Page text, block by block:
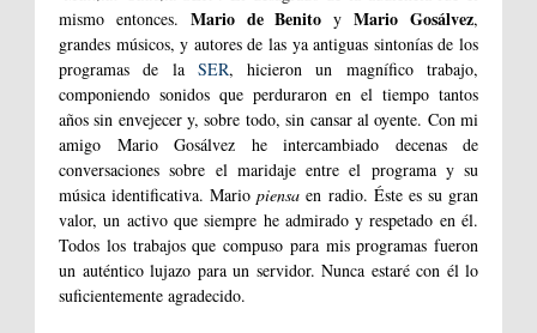
mismo entonces. Mario de Benito yMario Gosálvez,
grandes músicos, y autores de las ya antiguas sintonías de los
programas de la SER, hicieron un magnífico trabajo,
componiendo sonidos que perduraron en el tiempo tantos
años sin envejecer y, sobre todo, sin cansar al oyente. Con mi
amigo Mario Gosálvez he intercambiado decenas de
conversaciones sobre el maridaje entre el programa y su
música identificativa. Mariopiensa en radio. Éste es su gran
valor, un activo que siempre he admirado y respetado en él.
Todos los trabajos que compuso para mis programas fueron
un auténtico lujazo para un servidor. Nunca estaré con él lo
suficientemente agradecido.